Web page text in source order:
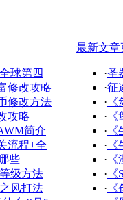
球第四
修改攻略
修改方法
攻略
简介
流程+全
些
级方法
风打法
最新文章
·圣
·征
·
·
·
·
·
·
·